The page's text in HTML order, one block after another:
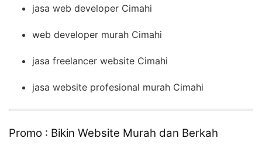
jasa web developer Cimahi
web developer murah Cimahi
jasa freelancer website Cimahi
jasa website profesional murah Cimahi
Promo : Bikin Website Murah dan Berkah